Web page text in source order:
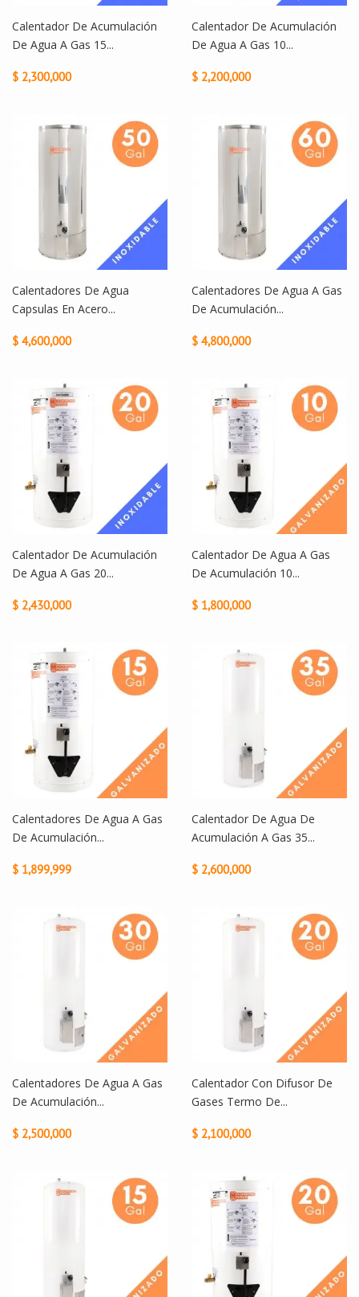
Calentador De Acumulación
De Agua A Gas 15...
$ 2,300,000
Calentador De Acumulación
De Agua A Gas 10...
$ 2,200,000
Calentadores De Agua
Capsulas En Acero...
$ 4,600,000
Calentadores De Agua A Gas
De Acumulación...
$ 4,800,000
Calentador De Acumulación
De Agua A Gas 20...
$ 2,430,000
Calentador De Agua A Gas
De Acumulación 10...
$ 1,800,000
Calentadores De Agua A Gas
De Acumulación...
$ 1,899,999
Calentador De Agua De
Acumulación A Gas 35...
$ 2,600,000
Calentadores De Agua A Gas
De Acumulación...
$ 2,500,000
Calentador Con Difusor De
Gases Termo De...
$ 2,100,000